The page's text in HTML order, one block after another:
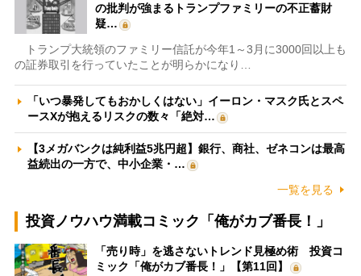
の批判が強まるトランプファミリーの不正蓄財
疑…
トランプ大統領のファミリー信託が今年1～3月に3000回以上も
の証券取引を行っていたことが明らかになり…
「いつ暴発してもおかしくはない」イーロン・マスク氏とスペ
ースXが抱えるリスクの数々「絶対…
【3メガバンクは純利益5兆円超】銀行、商社、ゼネコンは最高
益続出の一方で、中小企業・…
一覧を見る
投資ノウハウ満載コミック「俺がカブ番長！」
「売り時」を逃さないトレンド見極め術 投資コ
ミック「俺がカブ番長！」【第11回】